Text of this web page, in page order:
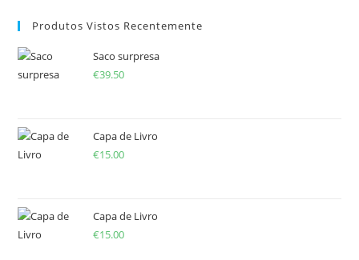
Produtos Vistos Recentemente
Saco surpresa
€39.50
Capa de Livro
€15.00
Capa de Livro
€15.00